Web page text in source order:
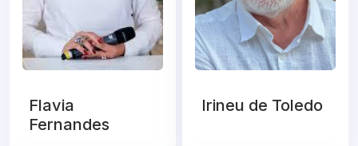
Flavia
Fernandes
Irineu de Toledo